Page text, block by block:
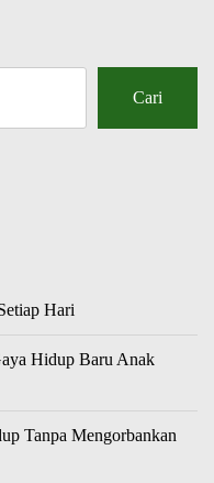
Cari
Hari
Hidup Baru Anak
Tanpa Mengorbankan